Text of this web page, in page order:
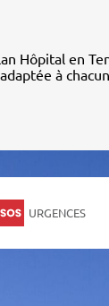
Hôpital en
à
URGENCES